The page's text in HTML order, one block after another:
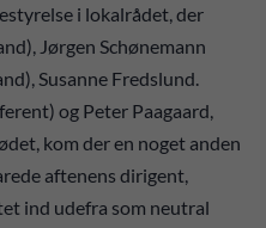
i lokalrådet, der
Jørgen Schønemann
Susanne Fredslund.
og Peter Paagaard,
kom der en noget anden
aftenens dirigent,
ind udefra som neutral